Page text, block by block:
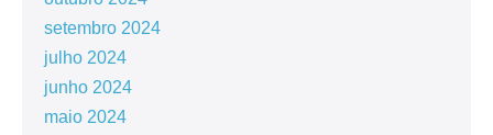
setembro 2024
julho 2024
junho 2024
maio 2024